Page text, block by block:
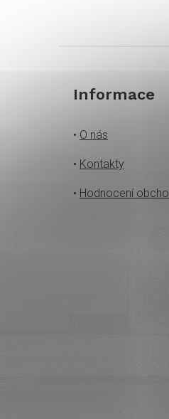
Informace
• O nás
• Kontakty
• Hodnocení